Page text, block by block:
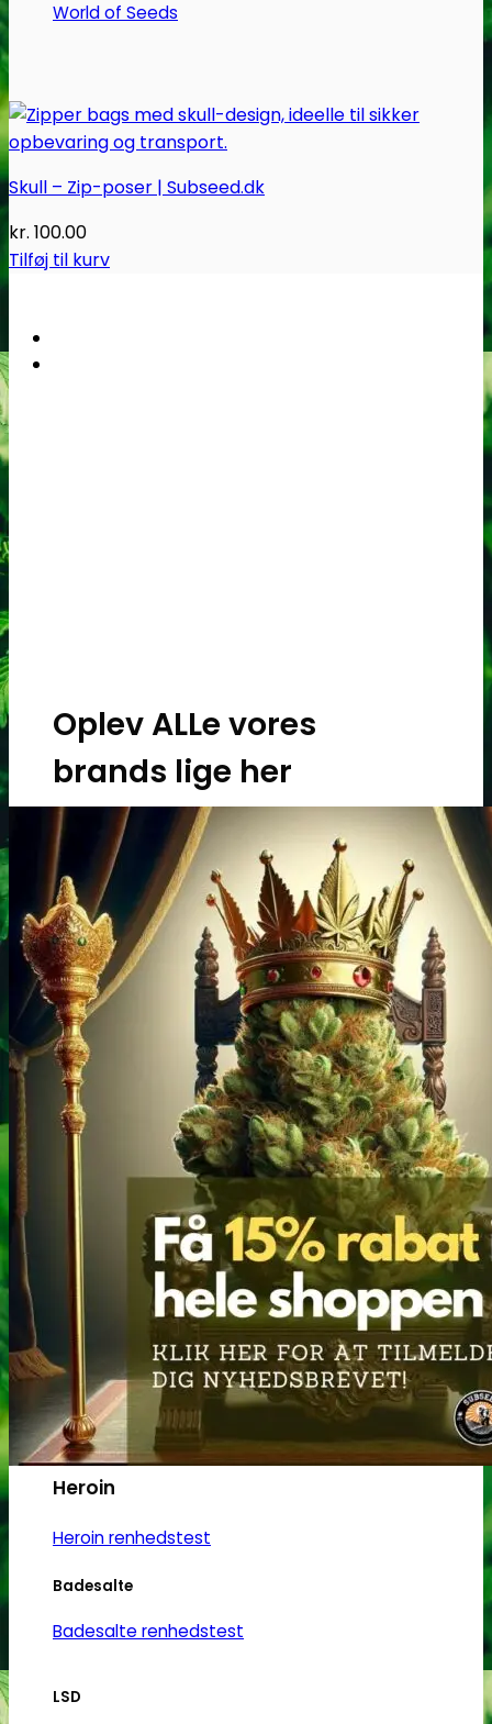
World of Seeds
Oplev ALLe vores
brands lige her
Gå til brands
Narkotests
Narkotests
Kokain Tests
Kokain renhedhedstest
Crack renhedhedstest
Kokain blandingsmiddel test
MDMA
MDMA renhedstest
Ecstasy
Ecstasy renhedstest
Heroin
Heroin renhedstest
Badesalte
Badesalte renhedstest
LSD
Skull – Zip-poser | Subseed.dk
kr. 100.00
Tilføj til kurv